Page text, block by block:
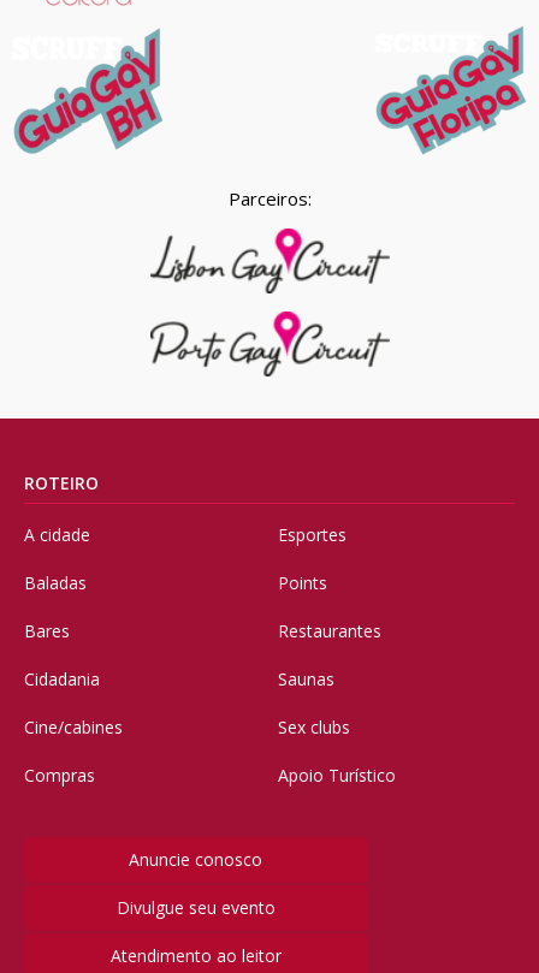
Parceiros:
ROTEIRO
A cidade
Baladas
Bares
Cidadania
Cine/cabines
Compras
Esportes
Points
Restaurantes
Saunas
Sex clubs
Apoio Turístico
Anuncie conosco
Divulgue seu evento
Atendimento ao leitor